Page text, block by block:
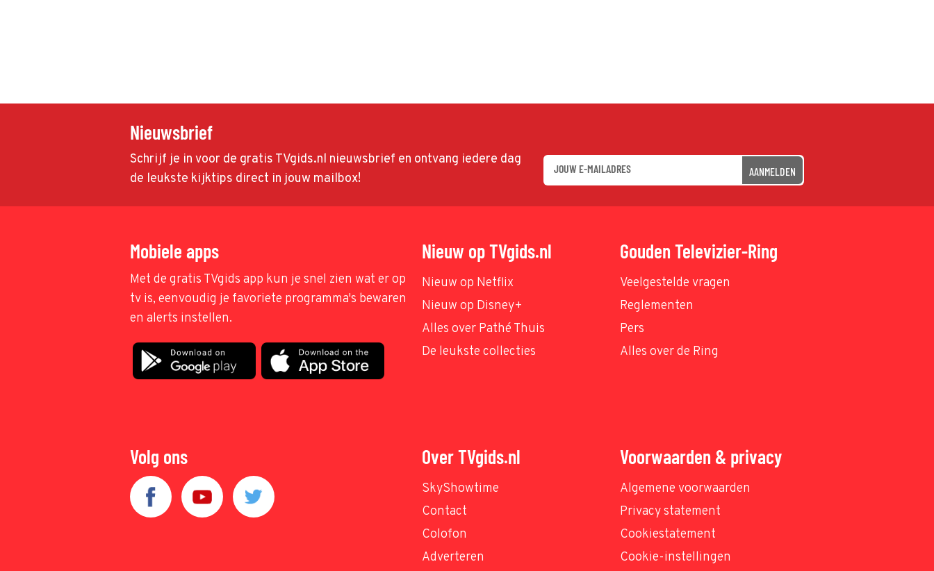
Nieuwsbrief
Schrijf je in voor de gratis TVgids.nl nieuwsbrief en ontvang iedere dag
de leukste kijktips direct in jouw mailbox!
AANMELDEN
Mobiele apps
Met de gratis TVgids app kun je snel zien wat er op
tv is, eenvoudig je favoriete programma's bewaren
en alerts instellen.
Nieuw op TVgids.nl
Nieuw op Netflix
Nieuw op Disney+
Alles over Pathé Thuis
De leukste collecties
Gouden Televizier-Ring
Veelgestelde vragen
Reglementen
Pers
Alles over de Ring
Volg ons Over TVgids.nl
SkyShowtime
Contact
Colofon
Adverteren
Voorwaarden & privacy
Algemene voorwaarden
Privacy statement
Cookiestatement
Cookie-instellingen